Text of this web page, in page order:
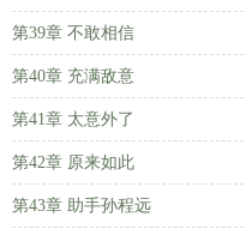
第39章 不敢相信
第40章 充满敌意
第41章 太意外了
第42章 原来如此
第43章 助手孙程远